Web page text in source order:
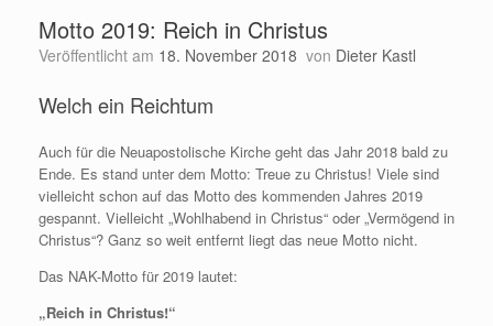
Motto 2019: Reich in Christus
Veröffentlicht am 18. November 2018 von Dieter Kastl
Welch ein Reichtum
Auch für die Neuapostolische Kirche geht das Jahr 2018 bald zu
Ende. Es stand unter dem Motto: Treue zu Christus! Viele sind
vielleicht schon auf das Motto des kommenden Jahres 2019
gespannt. Vielleicht „Wohlhabend in Christus“ oder „Vermögend in
Christus“? Ganz so weit entfernt liegt das neue Motto nicht.
Das NAK-Motto für 2019 lautet:
„Reich in Christus!“